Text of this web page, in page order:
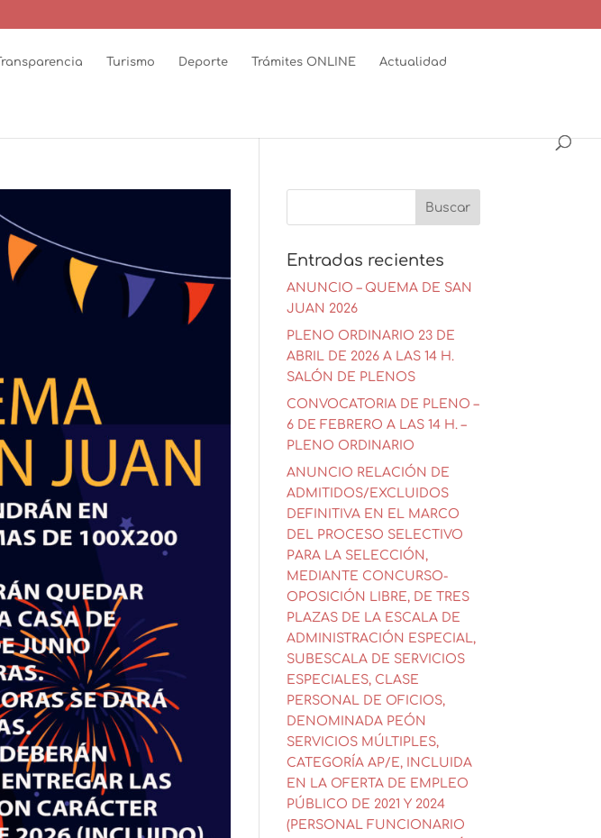
Transparencia Turismo Deporte Trámites ONLINE Actualidad
Entradas recientes
ANUNCIO – QUEMA DE SAN
JUAN 2026
PLENO ORDINARIO 23 DE
ABRIL DE 2026 A LAS 14 H.
SALÓN DE PLENOS
CONVOCATORIA DE PLENO –
6 DE FEBRERO A LAS 14 H. –
PLENO ORDINARIO
ANUNCIO RELACIÓN DE
ADMITIDOS/EXCLUIDOS
DEFINITIVA EN EL MARCO
DEL PROCESO SELECTIVO
PARA LA SELECCIÓN,
MEDIANTE CONCURSO-
OPOSICIÓN LIBRE, DE TRES
PLAZAS DE LA ESCALA DE
ADMINISTRACIÓN ESPECIAL,
SUBESCALA DE SERVICIOS
ESPECIALES, CLASE
PERSONAL DE OFICIOS,
DENOMINADA PEÓN
SERVICIOS MÚLTIPLES,
CATEGORÍA AP/E, INCLUIDA
EN LA OFERTA DE EMPLEO
PÚBLICO DE 2021 Y 2024
(PERSONAL FUNCIONARIO